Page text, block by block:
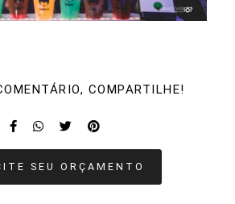
COMPARTILHE!
SEU ORÇAMENTO